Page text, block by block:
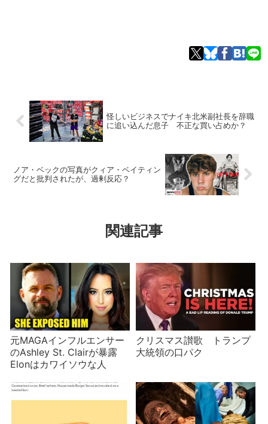
怪しいビジネスでナイキ北米副社長を辞職
に追い込んだ息子 不正な買い占めか？
ノア・ベックの写真がクィア・ベイティン
グだと批判されたが、過剰反応？
関連記事
元MAGAインフルエンサー
のAshley St. Clairが暴露
Elonはカワイソウな人
クリスマス讃歌 トランプ
大統領の口パク